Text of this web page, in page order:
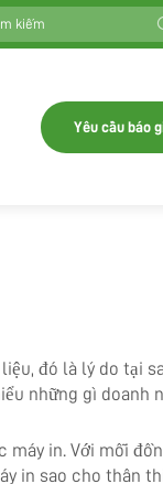
Yêu cầu báo
đó là lý do tại
những gì doanh
máy in. Với mỗi
in sao cho thân